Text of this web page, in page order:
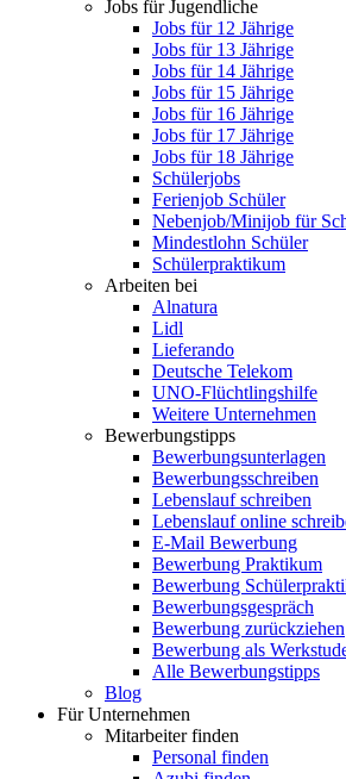
Jobs für Jugendliche
Jobs für 12 Jährige
Jobs für 13 Jährige
Jobs für 14 Jährige
Jobs für 15 Jährige
Jobs für 16 Jährige
Jobs für 17 Jährige
Jobs für 18 Jährige
Schülerjobs
Ferienjob Schüler
Nebenjob/Minijob für
Mindestlohn Schüler
Schülerpraktikum
Arbeiten bei
Alnatura
Lidl
Lieferando
Deutsche Telekom
UNO-Flüchtlingshilfe
Weitere Unternehmen
Bewerbungstipps
Bewerbungsunterlagen
Bewerbungsschreiben
Lebenslauf schreiben
Lebenslauf online
E-Mail Bewerbung
Bewerbung Praktikum
Bewerbung
Bewerbungsgespräch
Bewerbung zurückziehen
Bewerbung als
Alle Bewerbungstipps
Blog
Für Unternehmen
Mitarbeiter finden
Personal finden